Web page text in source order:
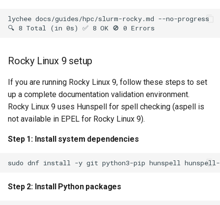
dictionary
Rocky Linux documentation
repository
Getting help
Additional resources
License
lychee docs/guides/hpc/slurm-rocky.md --no-progress
Rocky Linux 9 setup
If you are running Rocky Linux 9, follow these steps to set
up a complete documentation validation environment.
Rocky Linux 9 uses Hunspell for spell checking (aspell is
not available in EPEL for Rocky Linux 9).
Step 1: Install system dependencies
sudo dnf install -y git python3-pip hunspell hunspell-
Step 2: Install Python packages